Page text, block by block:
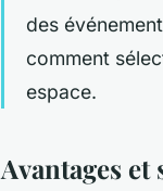
des
comment
espace.
Avantages